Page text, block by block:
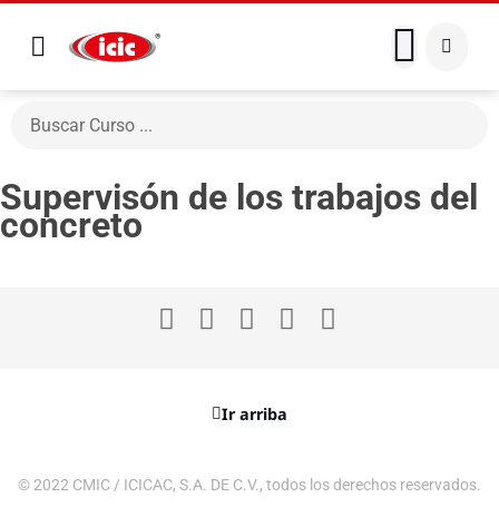
Supervisón de los trabajos del
concreto
Ir arriba
© 2022 CMIC / ICICAC, S.A. DE C.V., todos los derechos reservados.